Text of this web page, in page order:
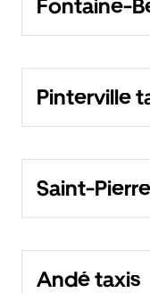
Fontaine-
Pinterville
Saint-
Andé taxis